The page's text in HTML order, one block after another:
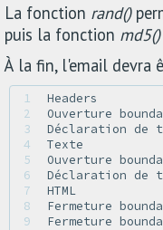
La fonction rand()
puis la fonction md5()
À la fin, l'email devra
1
2
3
4
5
6
7
8
9